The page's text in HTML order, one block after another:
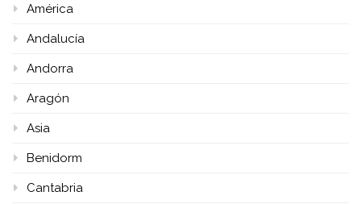
América
Andalucía
Andorra
Aragón
Asia
Benidorm
Cantabria